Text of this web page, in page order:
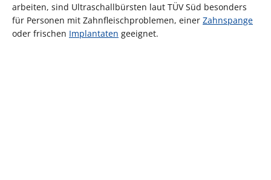
arbeiten, sind Ultraschallbürsten laut TÜV Süd besonders
für Personen mit Zahnfleischproblemen, einer Zahnspange
oder frischen Implantaten geeignet.